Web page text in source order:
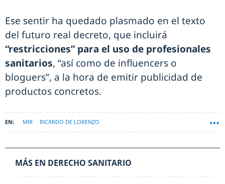
Ese sentir ha quedado plasmado en el texto
del futuro real decreto, que incluirá
“restricciones” para el uso de profesionales
sanitarios, “así como de influencers o
bloguers”, a la hora de emitir publicidad de
productos concretos.
MIR RICARDO DE LORENZO
MÁS EN DERECHO SANITARIO